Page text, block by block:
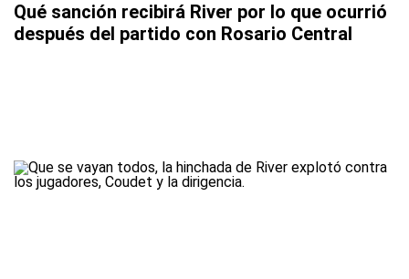
Qué sanción recibirá River por lo que ocurrió
después del partido con Rosario Central